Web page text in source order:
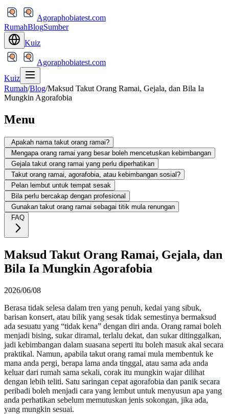
Agoraphobiatest.com
RumahBlogSumber
Kuiz
Agoraphobiatest.com
Kuiz
Rumah/Blog/Maksud Takut Orang Ramai, Gejala, dan Bila Ia
Mungkin Agorafobia
Menu
Apakah nama takut orang ramai?
Mengapa orang ramai yang besar boleh mencetuskan kebimbangan
Gejala takut orang ramai yang perlu diperhatikan
Takut orang ramai, agorafobia, atau kebimbangan sosial?
Pelan lembut untuk tempat sesak
Bila perlu bercakap dengan profesional
Gunakan takut orang ramai sebagai titik mula renungan
FAQ
Maksud Takut Orang Ramai, Gejala, dan
Bila Ia Mungkin Agorafobia
2026/06/08
Berasa tidak selesa dalam tren yang penuh, kedai yang sibuk,
barisan konsert, atau bilik yang sesak tidak semestinya bermaksud
ada sesuatu yang “tidak kena” dengan diri anda. Orang ramai boleh
menjadi bising, sukar diramal, terlalu dekat, dan sukar ditinggalkan,
jadi kebimbangan dalam suasana seperti itu boleh masuk akal secara
praktikal. Namun, apabila takut orang ramai mula membentuk ke
mana anda pergi, berapa lama anda tinggal, atau sama ada anda
keluar dari rumah sama sekali, corak itu mungkin wajar dilihat
dengan lebih teliti. Satu saringan cepat agorafobia dan panik secara
peribadi boleh menjadi cara yang lembut untuk menyusun apa yang
anda perhatikan sebelum memutuskan jenis sokongan, jika ada,
yang mungkin sesuai.